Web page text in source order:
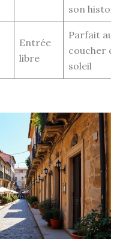
son histoire
Entrée
libre
Parfait au
coucher du
soleil